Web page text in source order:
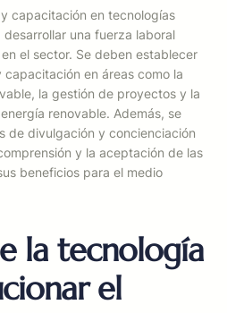
capacitación en tecnologías
una fuerza laboral
el sector. Se deben establecer
en áreas como la
la gestión de proyectos y la
renovable. Además, se
de divulgación y concienciación
y la aceptación de las
beneficios para el medio
la tecnología
el